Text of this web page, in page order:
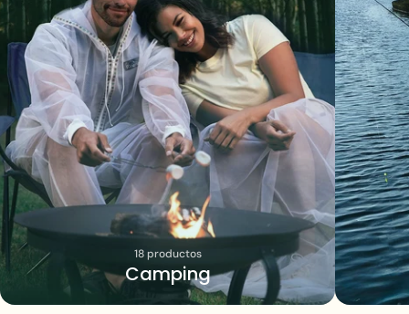
18 productos
Camping
Se requiere iniciar sesión
Inicie sesión en su cuenta para agregar